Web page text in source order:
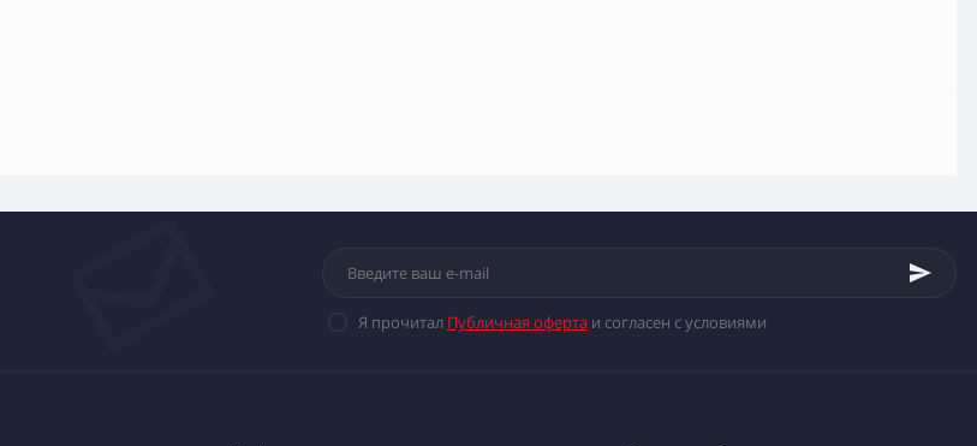
Я прочитал Публичная офертаи согласен с условиями